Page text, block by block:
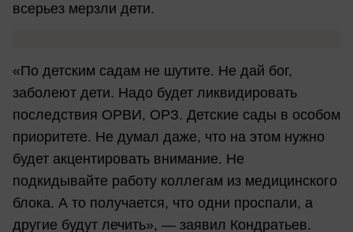
всерьез мерзли дети.
«По детским садам не шутите. Не дай бог,
заболеют дети. Надо будет ликвидировать
последствия ОРВИ, ОРЗ. Детские сады в особом
приоритете. Не думал даже, что на этом нужно
будет акцентировать внимание. Не
подкидывайте работу коллегам из медицинского
блока. А то получается, что одни проспали, а
другие будут лечить», — заявил Кондратьев.